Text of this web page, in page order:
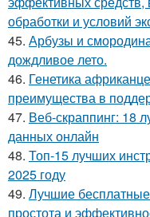
обработки и условий
45. Арбузы и
дождливое лето.
46. Генетика
преимущества в
47. Веб-скраппинг: 18
данных онлайн
48. Топ-15 лучших
2025 году
49. Лучшие
простота и